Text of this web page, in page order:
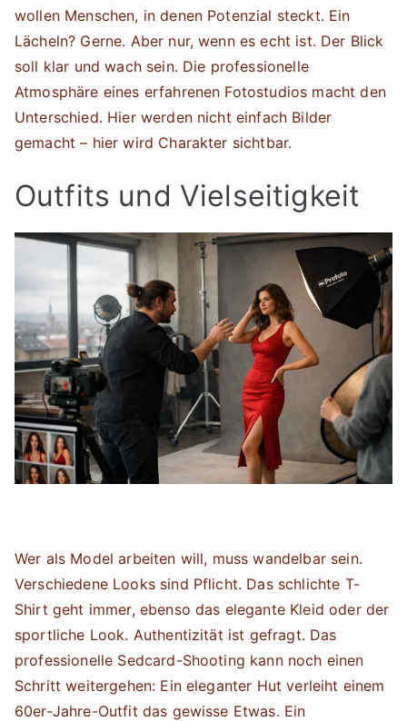
wollen Menschen, in denen Potenzial steckt. Ein
Lächeln? Gerne. Aber nur, wenn es echt ist. Der Blick
soll klar und wach sein. Die professionelle
Atmosphäre eines erfahrenen Fotostudios macht den
Unterschied. Hier werden nicht einfach Bilder
gemacht – hier wird Charakter sichtbar.
Outfits und Vielseitigkeit
Wer als Model arbeiten will, muss wandelbar sein.
Verschiedene Looks sind Pflicht. Das schlichte T-
Shirt geht immer, ebenso das elegante Kleid oder der
sportliche Look. Authentizität ist gefragt. Das
professionelle Sedcard-Shooting kann noch einen
Schritt weitergehen: Ein eleganter Hut verleiht einem
60er-Jahre-Outfit das gewisse Etwas. Ein